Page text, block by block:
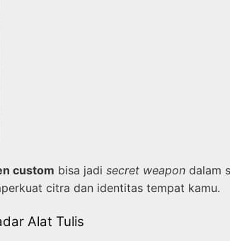
custom bisa jadi secret weapon dalam
citra dan identitas tempat kamu.
Alat Tulis